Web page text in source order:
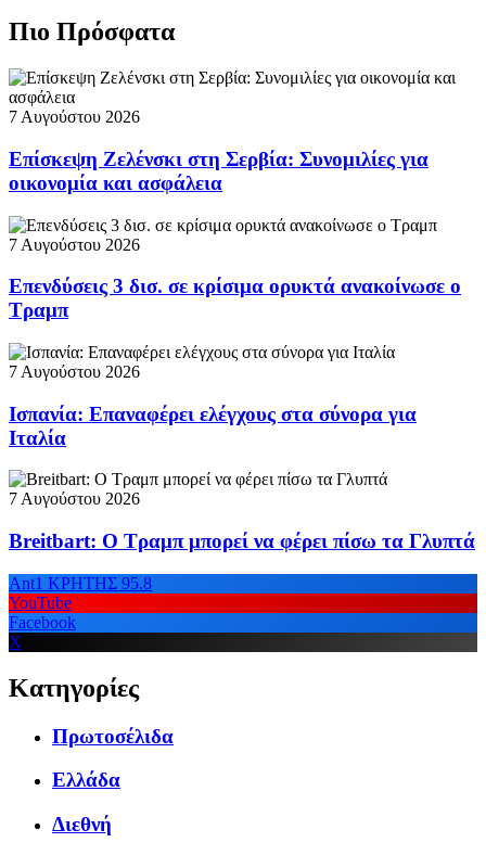
Πιο Πρόσφατα
7 Αυγούστου 2026
Επίσκεψη Ζελένσκι στη Σερβία: Συνομιλίες για
οικονομία και ασφάλεια
7 Αυγούστου 2026
Επενδύσεις 3 δισ. σε κρίσιμα ορυκτά ανακοίνωσε ο
Τραμπ
7 Αυγούστου 2026
Ισπανία: Επαναφέρει ελέγχους στα σύνορα για
Ιταλία
7 Αυγούστου 2026
Breitbart: Ο Τραμπ μπορεί να φέρει πίσω τα Γλυπτά
Ant1 ΚΡΗΤΗΣ 95.8
YouTube
Facebook
X
Κατηγορίες
Πρωτοσέλιδα
Ελλάδα
Διεθνή